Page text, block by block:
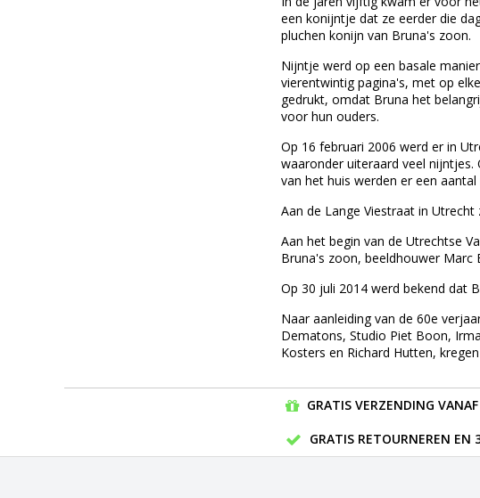
een konijntje dat ze eerder die
pluchen konijn van Bruna's zoon.
Nijntje werd op een basale
vierentwintig pagina's, met op
gedrukt, omdat Bruna het
voor hun ouders.
Op 16 februari 2006 werd er in
waaronder uiteraard veel nijntjes.
van het huis werden er een
Aan de Lange Viestraat in Utrecht
Aan het begin van de Utrechtse
Bruna's zoon, beeldhouwer Marc
Op 30 juli 2014 werd bekend dat
Naar aanleiding van de 60e
Dematons, Studio Piet Boon,
Kosters en Richard Hutten,
GRATIS VERZENDING
GRATIS RETOURNEREN EN